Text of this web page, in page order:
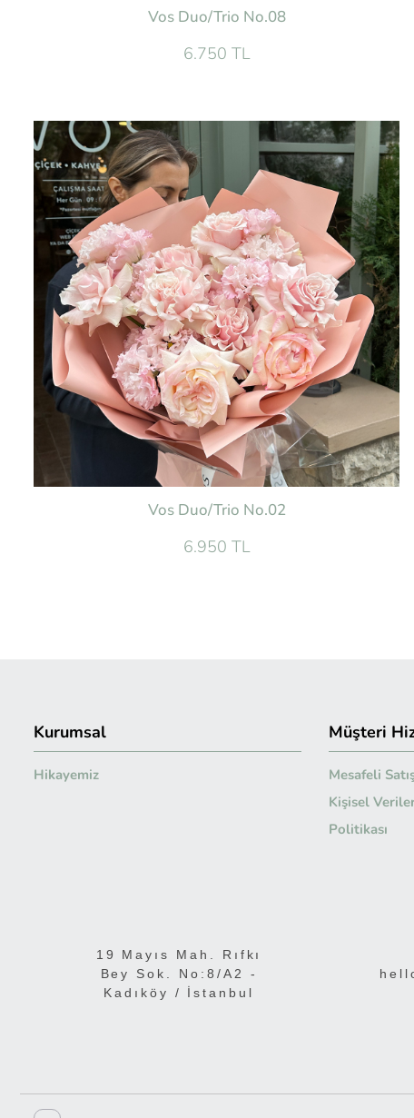
Vos Duo/Trio No.08
6.750 TL
Vos Duo/Trio No.02
6.950 TL
Kurumsal
Hikayemiz
Müşteri
Mesafeli
Kişisel
Politikası
19 Mayıs Mah. Rıfkı
Bey Sok. No:8/A2 -
Kadıköy / İstanbul